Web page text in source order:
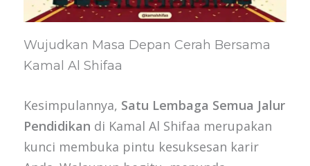
Wujudkan Masa Depan Cerah Bersama
Kamal Al Shifaa
Kesimpulannya, Satu Lembaga Semua Jalur
Pendidikan di Kamal Al Shifaa merupakan
kunci membuka pintu kesuksesan karir